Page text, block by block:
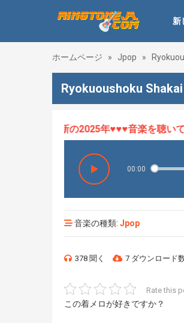
新
ホームページ » Jpop »
Ryokuoushoku
、最新の2025年♥♥♥音楽を聴いてダ
00:00
音楽の種類: Jpop
378 聞く 7 ダウンロード
Rate this
この着メロが好きですか？